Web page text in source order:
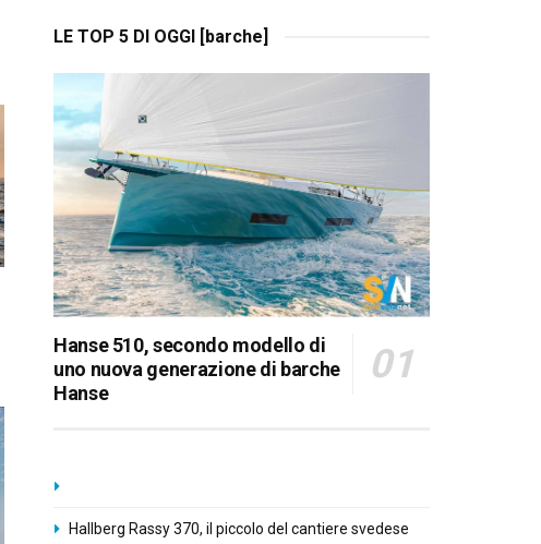
LE TOP 5 DI OGGI [barche]
Hanse 510, secondo modello di
uno nuova generazione di barche
Hanse
Hallberg Rassy 370, il piccolo del cantiere svedese